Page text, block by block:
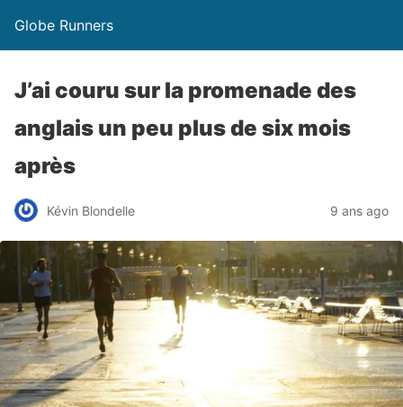
Globe Runners
J’ai couru sur la promenade des
anglais un peu plus de six mois
après
Kévin Blondelle 9 ans ago